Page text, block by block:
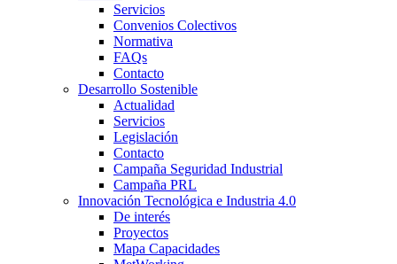
Servicios
Convenios Colectivos
Normativa
FAQs
Contacto
Desarrollo Sostenible
Actualidad
Servicios
Legislación
Contacto
Campaña Seguridad Industrial
Campaña PRL
Innovación Tecnológica e Industria 4.0
De interés
Proyectos
Mapa Capacidades